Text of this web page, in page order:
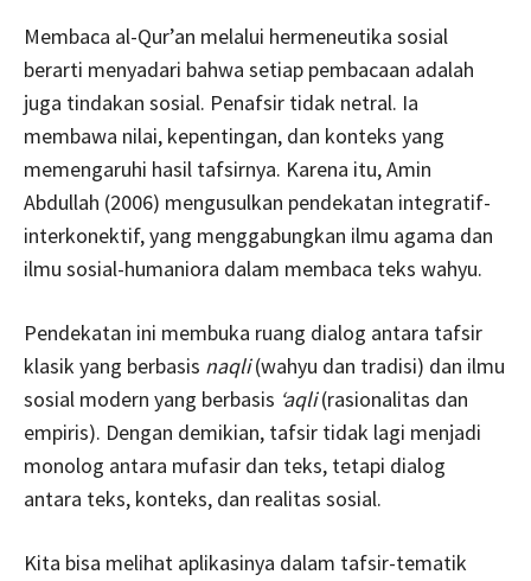
Membaca al-Qur’an melalui hermeneutika sosial
berarti menyadari bahwa setiap pembacaan adalah
juga tindakan sosial. Penafsir tidak netral. Ia
membawa nilai, kepentingan, dan konteks yang
memengaruhi hasil tafsirnya. Karena itu, Amin
Abdullah (2006) mengusulkan pendekatan integratif-
interkonektif, yang menggabungkan ilmu agama dan
ilmu sosial-humaniora dalam membaca teks wahyu.
Pendekatan ini membuka ruang dialog antara tafsir
klasik yang berbasis naqli(wahyu dan tradisi) dan ilmu
sosial modern yang berbasis ‘aqli(rasionalitas dan
empiris). Dengan demikian, tafsir tidak lagi menjadi
monolog antara mufasir dan teks, tetapi dialog
antara teks, konteks, dan realitas sosial.
Kita bisa melihat aplikasinya dalam tafsir-tematik